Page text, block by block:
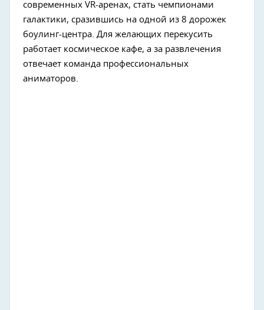
современных VR-аренах, стать чемпионами
галактики, сразившись на одной из 8 дорожек
боулинг-центра. Для желающих перекусить
работает космическое кафе, а за развлечения
отвечает команда профессиональных
аниматоров.